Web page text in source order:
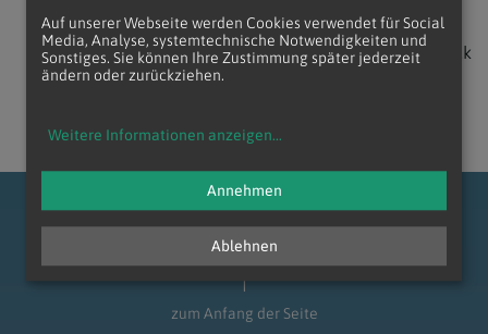
zurück
zum Anfang der Seite
Auf unserer Webseite werden Cookies verwendet für Social
Media, Analyse, systemtechnische Notwendigkeiten und
Sonstiges. Sie können Ihre Zustimmung später jederzeit
ändern oder zurückziehen.
Weitere Informationen anzeigen...
Ablehnen
Annehmen